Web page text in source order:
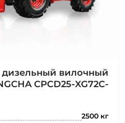
вилочный
CPCD25-XG72C-
2500 кг